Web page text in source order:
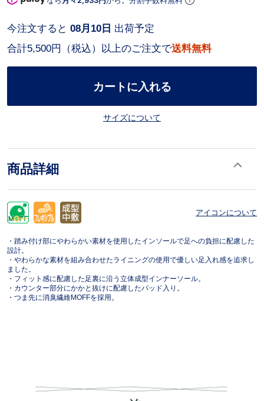
合計5,500円（税込）以上のご注文で送料無料
今注文すると 08月10日 出荷予定
カートに入れる
サイズについて
商品詳細
アイコンについて
・踏み付け部にやわらかい素材を使用したインソールで足への負担に配慮した
設計。
・やわらかな素材を組み合わせたライニングの使用で優しい足入れ感を追求し
ました。
・フィット感に配慮した足裏に沿う立体成型インナーソール。
・カウンター部分にかかと抜けに配慮したパッド入り。
・つま先に消臭繊維MOFFを採用。